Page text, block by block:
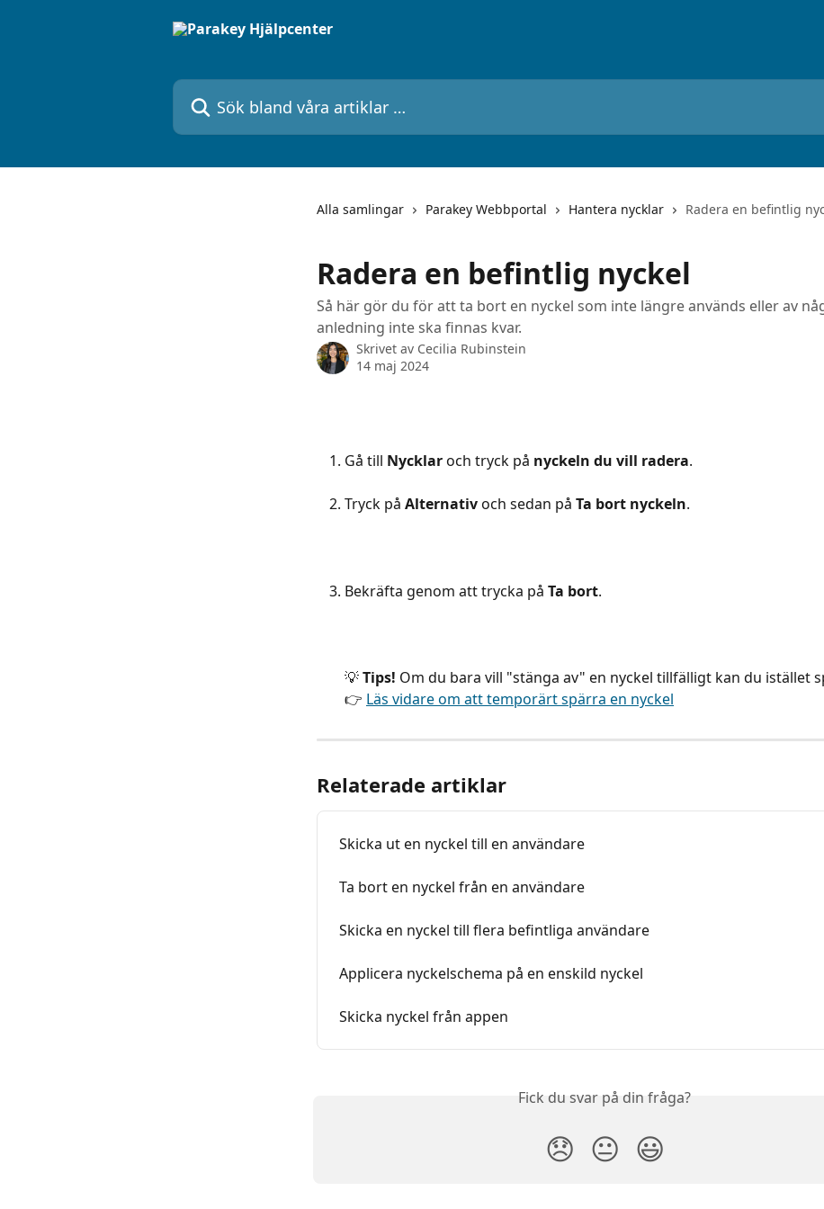
Sök bland våra artiklar …
Alla samlingar Parakey Webbportal Hantera nycklar Radera en befintlig
Radera en befintlig nyckel
Så här gör du för att ta bort en nyckel som inte längre används eller av
anledning inte ska finnas kvar.
Skrivet av Cecilia Rubinstein
14 maj 2024
Gå till Nycklar och tryck på nyckeln du vill radera.
Tryck på Alternativ och sedan på Ta bort nyckeln.
Bekräfta genom att trycka på Ta bort.
💡 Tips! Om du bara vill "stänga av" en nyckel tillfälligt kan du istället
👉 Läs vidare om att temporärt spärra en nyckel
Relaterade artiklar
Skicka ut en nyckel till en användare
Ta bort en nyckel från en användare
Skicka en nyckel till flera befintliga användare
Applicera nyckelschema på en enskild nyckel
Skicka nyckel från appen
Fick du svar på din fråga?
😞 😐 😃